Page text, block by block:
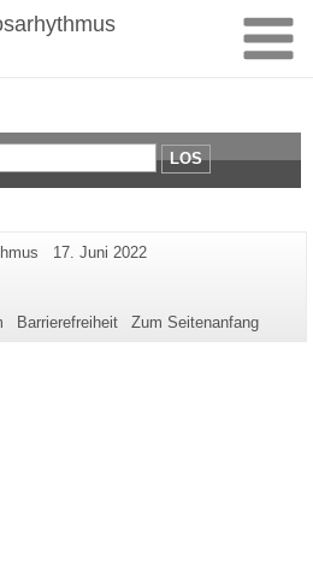
LOS
Zusätzliche
dieser
Letzte
17. Juni 2022
Barrierefreiheit Zum Seitenanfang